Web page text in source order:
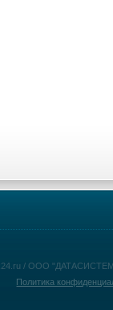
/ ООО
Политика